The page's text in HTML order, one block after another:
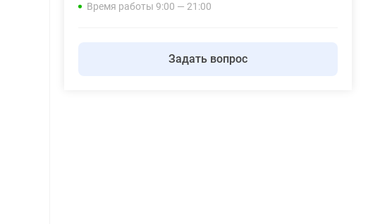
Время работы 9:00 — 21:00
Задать вопрос